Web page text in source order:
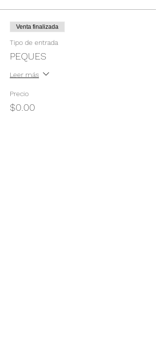
Venta finalizada
Tipo de entrada
PEQUES
Leer más
Precio
$0.00